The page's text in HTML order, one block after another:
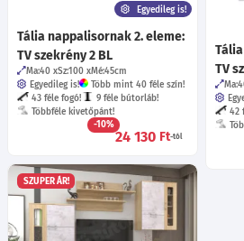
Egyedileg is!
Tália nappalisornak 2. eleme:
TV szekrény 2 BL
Ma:40 Sz:100 Mé:45cm
Egyedileg is!
Több mint 40 féle szín!
43 féle fogó!
9 féle bútorláb!
Többféle kivetőpánt!
-10%
24 130 Ft-tól
TV
42
SZUPER ÁR!